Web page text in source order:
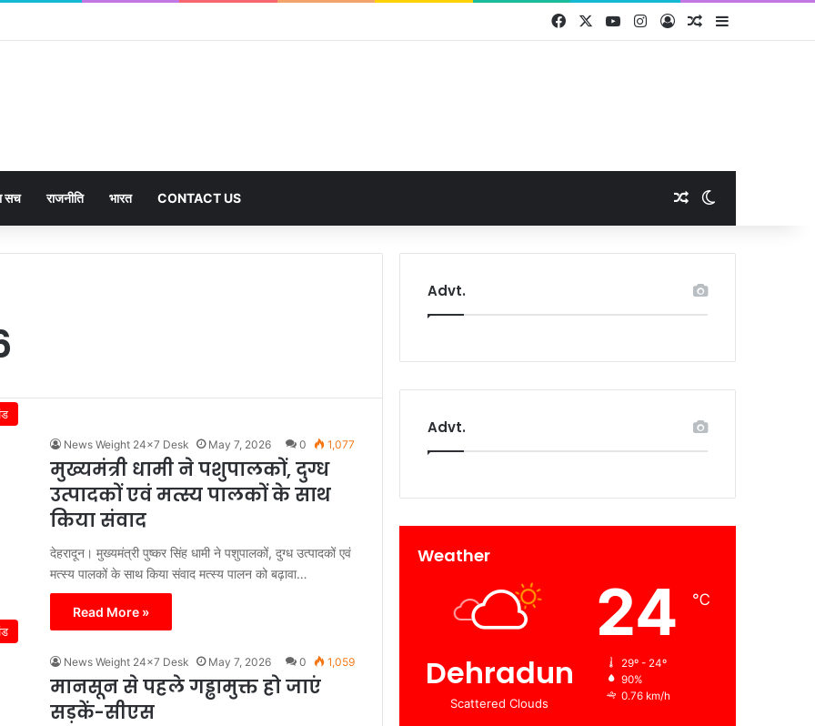
Facebook YouTubeInstagram
Log InRandom Article
सच राजनीति भारत CONTACT US Random Article
News Weight 24x7 Desk May 7, 2026 0 1,077
मुख्यमंत्री धामी ने पशुपालकों, दुग्ध
उत्पादकों एवं मत्स्य पालकों के साथ
किया संवाद
देहरादून। मुख्यमंत्री पुष्कर सिंह धामी ने पशुपालकों, दुग्ध उत्पादकों एवं
मत्स्य पालकों के साथ किया संवाद मत्स्य पालन को बढ़ावा…
Read More »
News Weight 24x7 Desk May 7, 2026 0 1,059
मानसून से पहले गड्ढामुक्त हो जाएं
सड़कें-सीएस
Advt.
Advt.
Weather
Dehradun
Scattered Clouds
24 ℃
29º - 24º
90%
0.76 km/h